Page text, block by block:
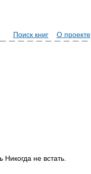
Поиск книг О проекте
не встать.